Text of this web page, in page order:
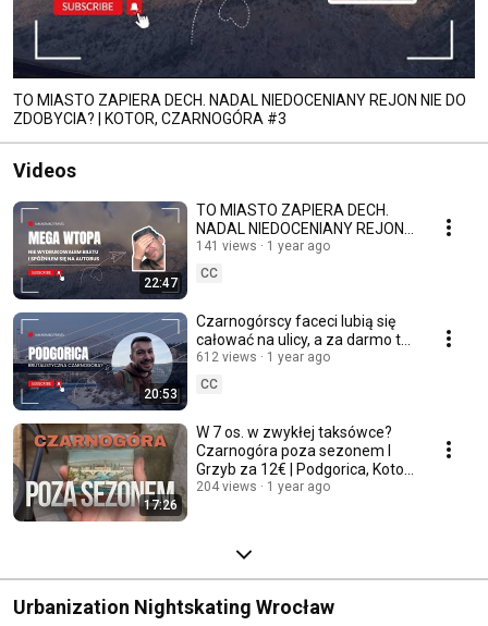
TO MIASTO ZAPIERA DECH. NADAL NIEDOCENIANY REJON NIE DO
ZDOBYCIA? | KOTOR, CZARNOGÓRA #3
Videos
22:47
TO MIASTO ZAPIERA DECH.
NADAL NIEDOCENIANY REJON
NIE DO ZDOBYCIA? | KOTOR,
CZARNOGÓRA #3
141 views
1 year ago
CC
20:53
Czarnogórscy faceci lubią się
całować na ulicy, a za darmo to
uczciwa cena. Brutalizm
Podgoricy #2
612 views
1 year ago
CC
17:26
W 7 os. w zwykłej taksówce?
Czarnogóra poza sezonem I
Grzyb za 12€ | Podgorica, Kotor
i okolice. #1
204 views 1 year ago
Urbanization Nightskating Wrocław